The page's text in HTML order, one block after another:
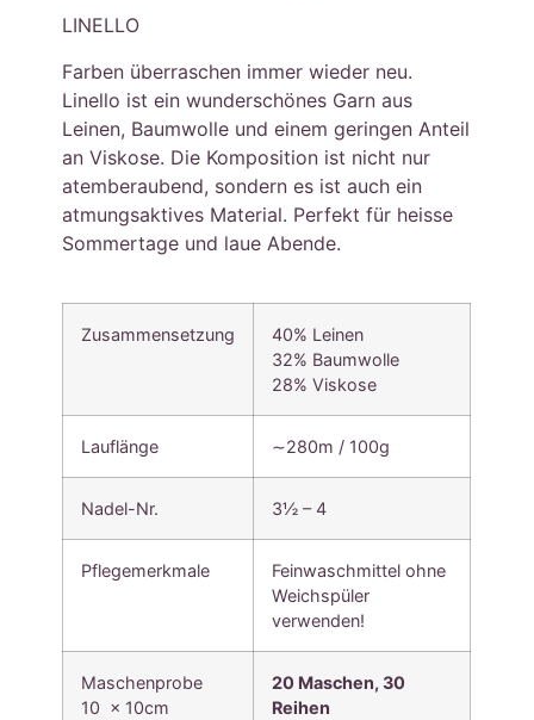
LINELLO
Farben überraschen immer wieder neu.
Linello ist ein wunderschönes Garn aus
Leinen, Baumwolle und einem geringen Anteil
an Viskose. Die Komposition ist nicht nur
atemberaubend, sondern es ist auch ein
atmungsaktives Material. Perfekt für heisse
Sommertage und laue Abende.
Zusammensetzung
40% Leinen
32% Baumwolle
28% Viskose
Lauflänge ∼280m / 100g
Nadel-Nr. 3½ – 4
Pflegemerkmale
Feinwaschmittel ohne
Weichspüler
verwenden!
Maschenprobe
10 x 10cm
20 Maschen, 30
Reihen